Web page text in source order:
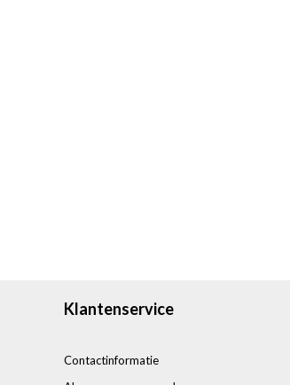
Klantenservice
Contactinformatie